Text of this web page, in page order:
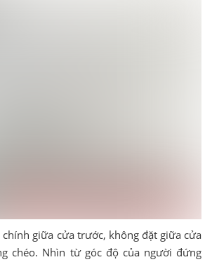
chính giữa cửa trước, không đặt giữa cửa
chéo. Nhìn từ góc độ của người đứng